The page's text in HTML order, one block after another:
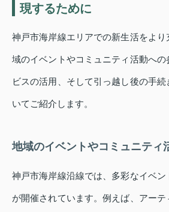
現するために
神戸市海岸線エリアでの新生活をよ
域のイベントやコミュニティ活動へ
ビスの活用、そして引っ越し後の手
いてご紹介します。
地域のイベントやコミュニティ
神戸市海岸線沿線では、多彩なイベ
が開催されています。例えば、アー